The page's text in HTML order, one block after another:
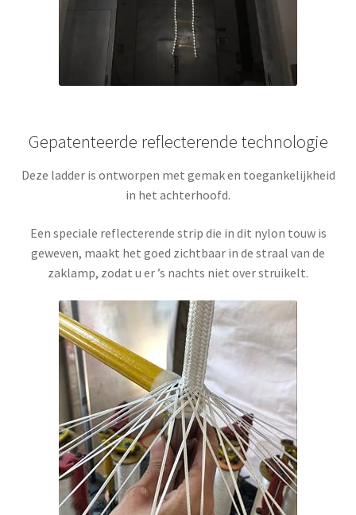
Gepatenteerde reflecterende technologie
Deze ladder is ontworpen met gemak en toegankelijkheid
in het achterhoofd.
Een speciale reflecterende strip die in dit nylon touw is
geweven, maakt het goed zichtbaar in de straal van de
zaklamp, zodat u er ’s nachts niet over struikelt.